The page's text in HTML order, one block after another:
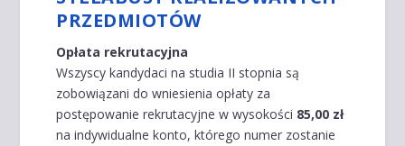
PRZEDMIOTÓW
Opłata rekrutacyjna
Wszyscy kandydaci na studia II stopnia są
zobowiązani do wniesienia opłaty za
postępowanie rekrutacyjne w wysokości 85,00 zł
na indywidualne konto, którego numer zostanie